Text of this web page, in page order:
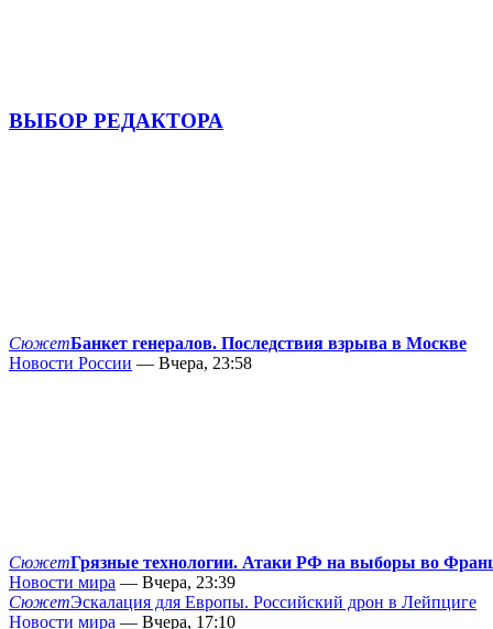
ВЫБОР РЕДАКТОРА
СюжетБанкет генералов. Последствия взрыва в Москве
Новости России — Вчера, 23:58
СюжетГрязные технологии. Атаки РФ на выборы во
Новости мира — Вчера, 23:39
СюжетЭскалация для Европы. Российский дрон в Лейпциге
Новости мира — Вчера, 17:10